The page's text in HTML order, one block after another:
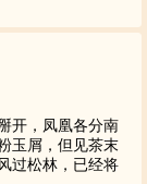
开，凤凰各分南
玉屑，但见茶末
过松林，已经将